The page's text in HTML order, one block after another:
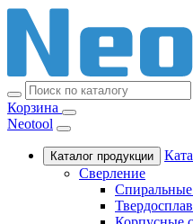
Корзина
Neotool
Каталог продукции
Сверление
Спиральные